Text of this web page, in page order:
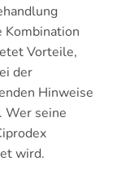
Vorteile,
der
Hinweise
Wer seine
wird.